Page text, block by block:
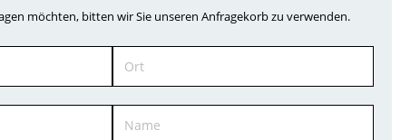
möchten, bitten wir Sie unseren Anfragekorb zu verwenden.